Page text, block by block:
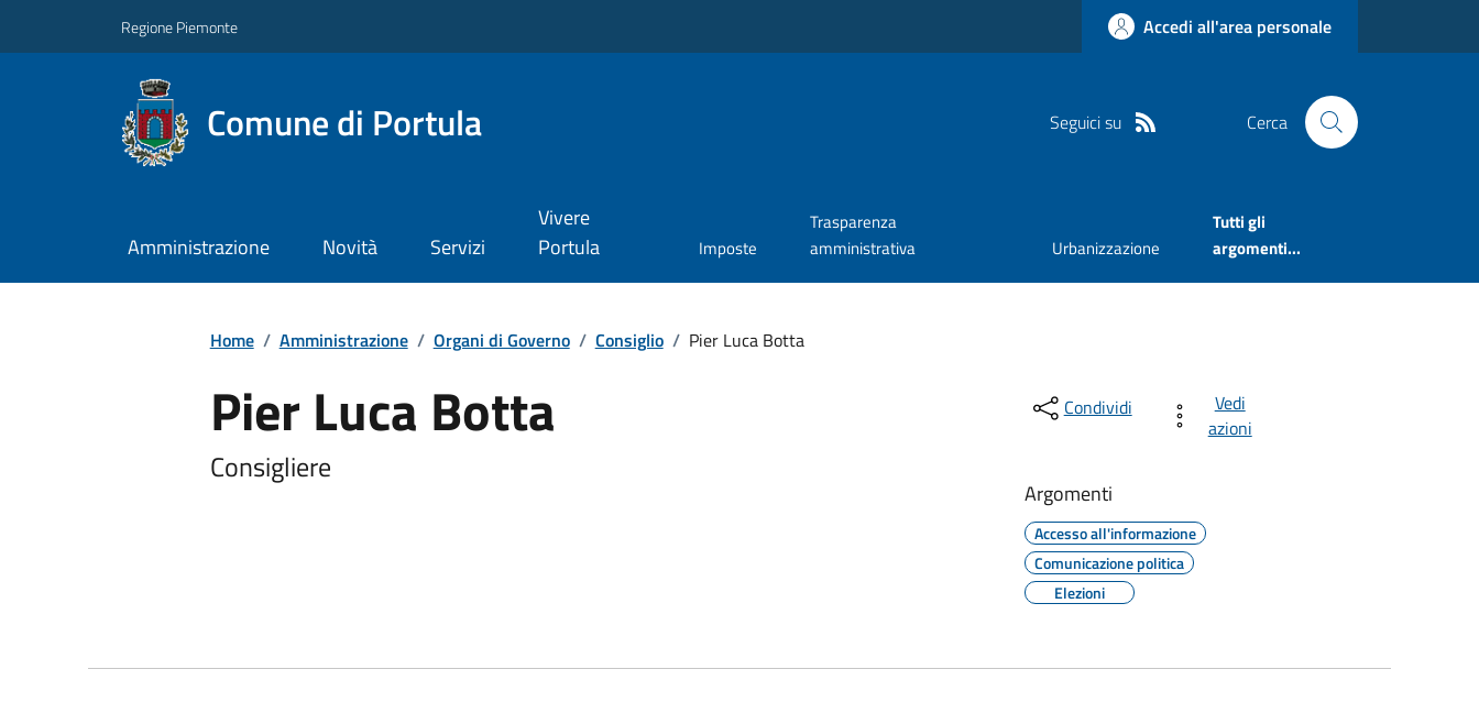
Regione Piemonte Accedi all'area personale
Comune di Portula Seguici su Cerca
Amministrazione Novità Servizi
Vivere
Portula
Imposte
Trasparenza
amministrativa
Urbanizzazione
Tutti gli
argomenti...
Home / Amministrazione / Organi di Governo / Consiglio / Pier Luca Botta
Pier Luca Botta
Consigliere
Condividi
Vedi
azioni
Argomenti
Accesso all'informazione
Comunicazione politica
Elezioni